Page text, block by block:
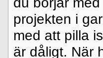
projekten i
med att pilla
är dåligt. När